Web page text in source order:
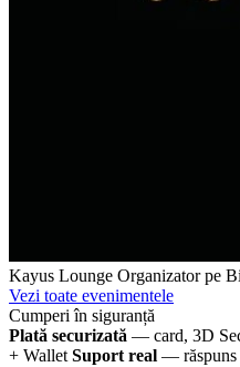
Kayus Lounge Organizator pe
Vezi toate evenimentele
Cumperi în siguranță
Plată securizată — card, 3D
+ Wallet Suport real — răspuns